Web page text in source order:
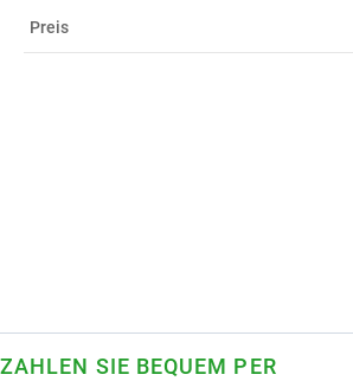
Preis
ZAHLEN SIE BEQUEM PER